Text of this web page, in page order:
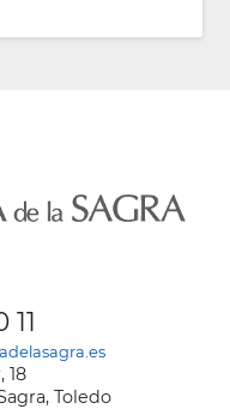
18
Toledo